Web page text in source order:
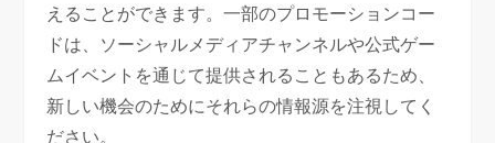
えることができます。一部のプロモーションコー
ドは、ソーシャルメディアチャンネルや公式ゲー
ムイベントを通じて提供されることもあるため、
新しい機会のためにそれらの情報源を注視してく
ださい。